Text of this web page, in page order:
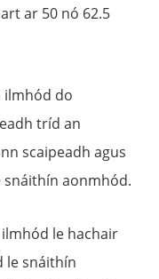
ar 50 nó 62.5
ilmhód do
tríd an
scaipeadh agus
aonmhód.
le hachair
le snáithín